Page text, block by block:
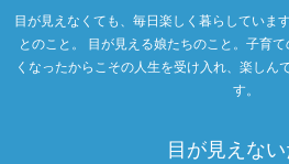
目が見えなくても、毎日楽しく暮らしていま
とのこと。 目が見える娘たちのこと。子育
くなったからこその人生を受け入れ、楽しん
す。
目が見えな